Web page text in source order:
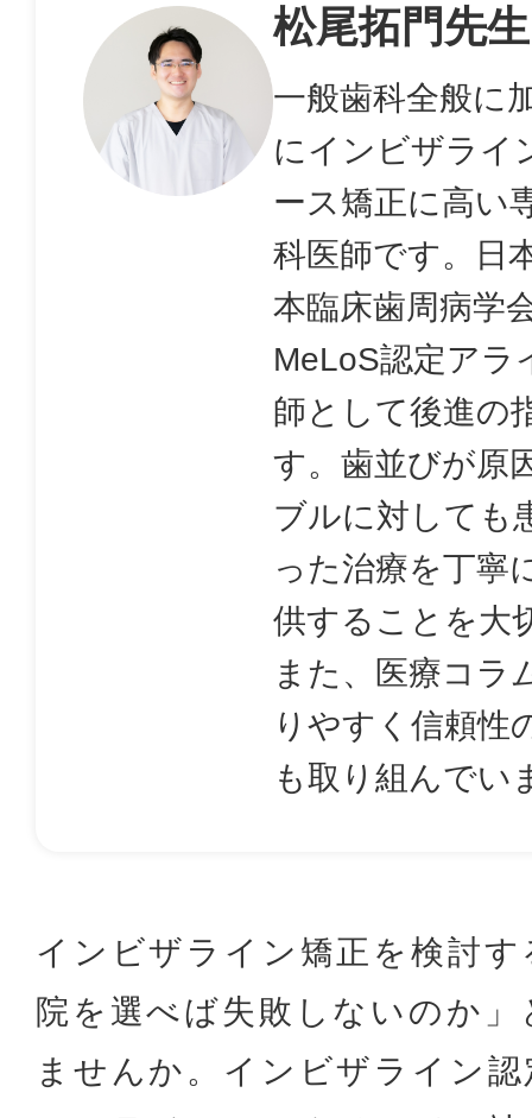
松尾拓門先生
一般歯科全般に
にインビザライ
ース矯正に高い
科医師です。日
本臨床歯周病学
MeLoS認定アラ
師として後進の
す。歯並びが原
ブルに対しても
った治療を丁寧
供することを大
また、医療コラ
りやすく信頼性
も取り組んでい
インビザライン矯正を検討
院を選べば失敗しないのか
ませんか。インビザライン